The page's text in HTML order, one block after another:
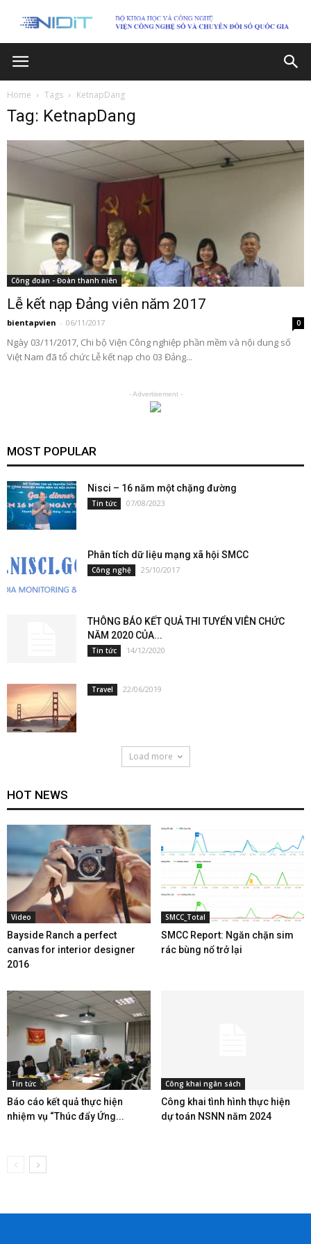
Home Tags KetnapDang
Tag: KetnapDang
Công đoàn - Đoàn thanh niên
Lễ kết nạp Đảng viên năm 2017
bientapvien - 06/11/2017 0
Ngày 03/11/2017, Chi bộ Viện Công nghiệp phần mềm và nội dung số
Việt Nam đã tổ chức Lễ kết nạp cho 03 Đảng...
- Advertisement -
MOST POPULAR
Nisci – 16 năm một chặng đường
Tin tức 07/08/2023
Phân tích dữ liệu mạng xã hội SMCC
Công nghệ 25/10/2017
THÔNG BÁO KẾT QUẢ THI TUYỂN VIÊN CHỨC
NĂM 2020 CỦA...
Tin tức 14/12/2020
Travel 22/06/2019
Load more
HOT NEWS
Video
Bayside Ranch a perfect
canvas for interior designer
2016
SMCC_Total
SMCC Report: Ngăn chặn sim
rác bùng nổ trở lại
Tin tức
Báo cáo kết quả thực hiện
nhiệm vụ “Thúc đẩy Ứng...
Công khai ngân sách
Công khai tình hình thực hiện
dự toán NSNN năm 2024